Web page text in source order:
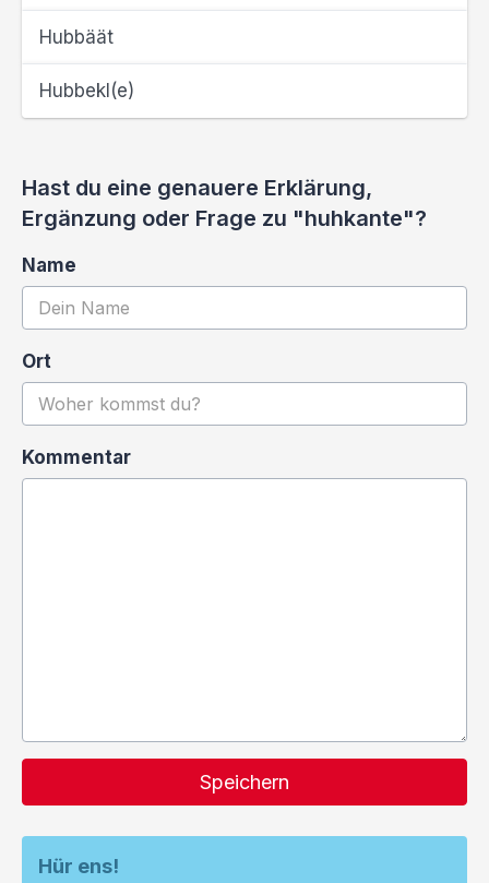
Hubbäät
Hubbekl(e)
Hast du eine genauere Erklärung,
Ergänzung oder Frage zu "huhkante"?
Name
Ort
Kommentar
Speichern
Hür ens!